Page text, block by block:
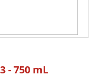
- 750 mL